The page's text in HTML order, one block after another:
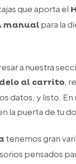
que aporta el
manualpara la
a nuestra
al carrito,
datos, y listo. En
la puerta de tu
tenemos gran
pensados